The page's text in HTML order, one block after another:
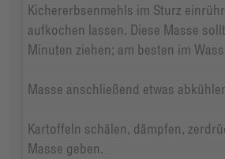
Kichererbsenmehls im Sturz
aufkochen lassen. Diese Masse
Minuten ziehen; am besten im
Masse anschließend etwas
Kartoffeln schälen, dämpfen,
Masse geben.